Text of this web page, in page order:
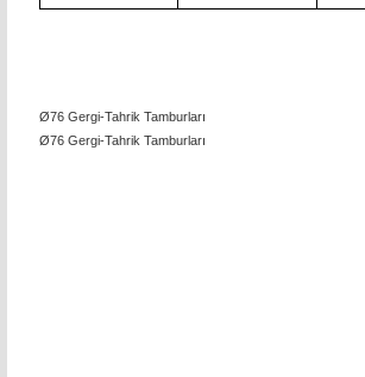
Ø76 Gergi-Tahrik Tamburları
Ø76 Gergi-Tahrik Tamburları